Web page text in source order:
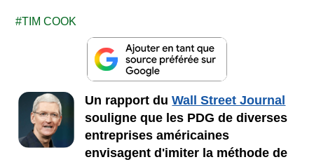
TIM COOK
Un rapport duWall Street Journal
souligne que les PDG de diverses
entreprises américaines
envisagent d'imiter la méthode de